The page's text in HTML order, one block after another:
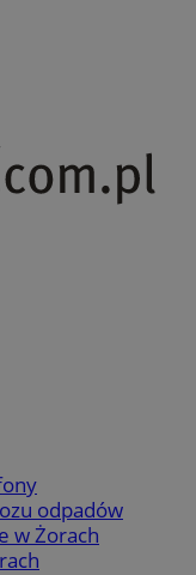
odpadów
w Żorach